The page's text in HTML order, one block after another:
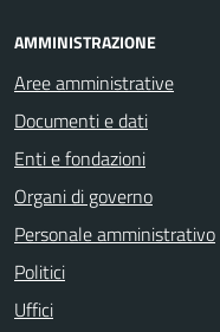
AMMINISTRAZIONE
Aree amministrative
Documenti e dati
Enti e fondazioni
Organi di governo
Personale amministrativo
Politici
Uffici